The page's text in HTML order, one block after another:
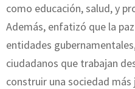
como educación, salud, y
Además, enfatizó que la
entidades
ciudadanos que trabajan
construir una sociedad más